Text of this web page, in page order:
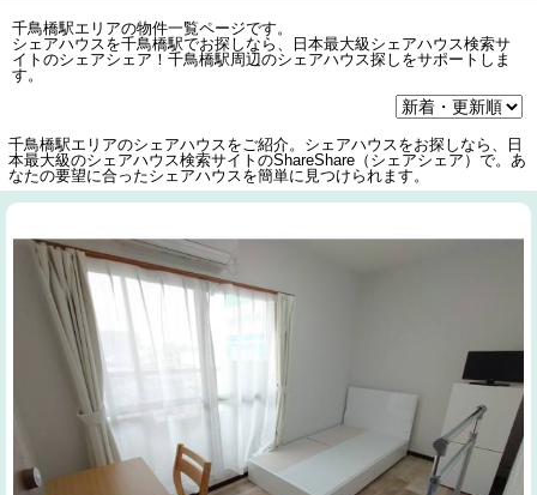
千鳥橋駅エリアの物件一覧ページです。
シェアハウスを千鳥橋駅でお探しなら、日本最大級シェアハウス検索サ
イトのシェアシェア！千鳥橋駅周辺のシェアハウス探しをサポートしま
す。
千鳥橋駅エリアのシェアハウスをご紹介。シェアハウスをお探しなら、日
本最大級のシェアハウス検索サイトのShareShare（シェアシェア）で。あ
なたの要望に合ったシェアハウスを簡単に見つけられます。